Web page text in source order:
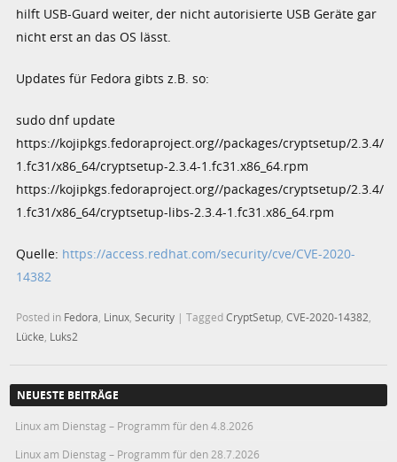
hilft USB-Guard weiter, der nicht autorisierte USB Geräte gar
nicht erst an das OS lässt.
Updates für Fedora gibts z.B. so:
sudo dnf update
https://kojipkgs.fedoraproject.org//packages/cryptsetup/2.3.4/
1.fc31/x86_64/cryptsetup-2.3.4-1.fc31.x86_64.rpm
https://kojipkgs.fedoraproject.org//packages/cryptsetup/2.3.4/
1.fc31/x86_64/cryptsetup-libs-2.3.4-1.fc31.x86_64.rpm
Quelle: https://access.redhat.com/security/cve/CVE-2020-
14382
Posted in Fedora Linux ,Security |TaggedCryptSetup ,CVE-2020-14382
Lücke Luks2
NEUESTE BEITRÄGE
Linux am Dienstag – Programm für den 4.8.2026
Linux am Dienstag – Programm für den 28.7.2026